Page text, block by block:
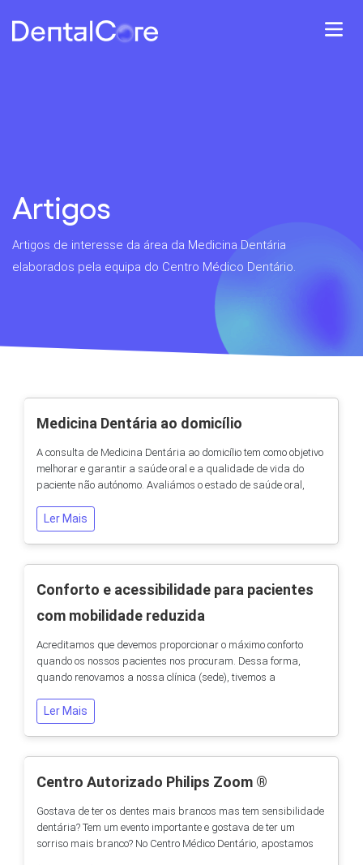
Artigos
Artigos de interesse da área da Medicina Dentária
elaborados pela equipa do Centro Médico Dentário.
Medicina Dentária ao domicílio
A consulta de Medicina Dentária ao domicílio tem como objetivo
melhorar e garantir a saúde oral e a qualidade de vida do
paciente não autónomo. Avaliámos o estado de saúde oral,
plano de tratamento/acompanhamento adequados sem que o
paciente se tenha que deslocar à nossa clínica.
Ler Mais
Conforto e acessibilidade para pacientes
com mobilidade reduzida
Acreditamos que devemos proporcionar o máximo conforto
quando os nossos pacientes nos procuram. Dessa forma,
quando renovamos a nossa clínica (sede), tivemos a
pacientes, sem exceção. Podemos proporcionar melhor
assistência com o maior conforto possível para pacientes com
de...
Ler Mais
Centro Autorizado Philips Zoom ®
Gostava de ter os dentes mais brancos mas tem sensibilidade
dentária? Tem um evento importante e gostava de ter um
sorriso mais branco? No Centro Médico Dentário, apostamos